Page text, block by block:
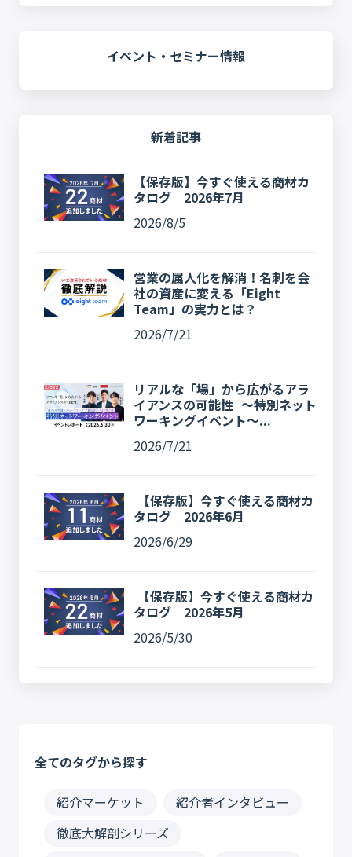
イベント・セミナー情報
新着記事
【保存版】今すぐ使える商材カ
タログ｜2026年7月
2026/8/5
営業の属人化を解消！名刺を会
社の資産に変える「Eight
Team」の実力とは？
2026/7/21
リアルな「場」から広がるアラ
イアンスの可能性 〜特別ネット
ワーキングイベント〜...
2026/7/21
【保存版】今すぐ使える商材カ
タログ｜2026年6月
2026/6/29
【保存版】今すぐ使える商材カ
タログ｜2026年5月
2026/5/30
全てのタグから探す
紹介マーケット
紹介者インタビュー
徹底大解剖シリーズ